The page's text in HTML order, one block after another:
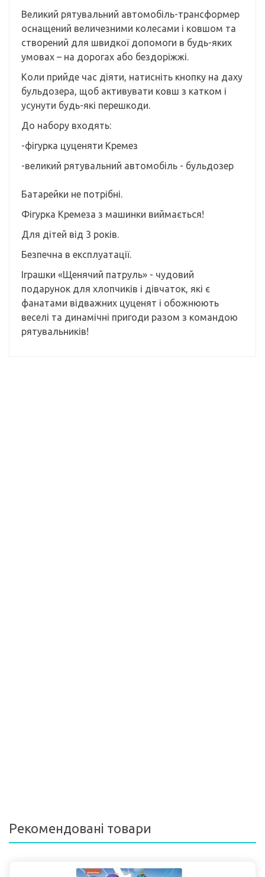
Великий рятувальний автомобіль-трансформер
оснащений величезними колесами і ковшом та
створений для швидкої допомоги в будь-яких
умовах – на дорогах або бездоріжжі.
Коли прийде час діяти, натисніть кнопку на даху
бульдозера, щоб активувати ковш з катком і
усунути будь-які перешкоди.
До набору входять:
-фігурка цуценяти Кремез
-великий рятувальний автомобіль - бульдозер
Батарейки не потрібні.
Фігурка Кремеза з машинки виймається!
Для дітей від 3 років.
Безпечна в експлуатації.
Іграшки «Щенячий патруль» - чудовий
подарунок для хлопчиків і дівчаток, які є
фанатами відважних цуценят і обожнюють
веселі та динамічні пригоди разом з командою
рятувальників!
Рекомендовані товари